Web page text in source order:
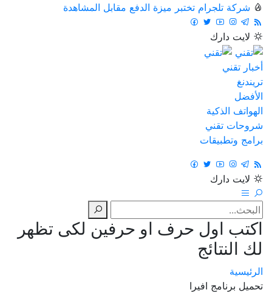
شركة تلجرام تختبر ميزة الدفع مقابل المشاهدة
لايت دارك
أخبار تقني
تريندنغ
الأفضل
الهواتف الذكية
شروحات تقني
برامج وتطبيقات
لايت دارك
اكتب اول حرف او حرفين لكى تظهر
لك النتائج
الرئيسية
تحميل برنامج افيرا